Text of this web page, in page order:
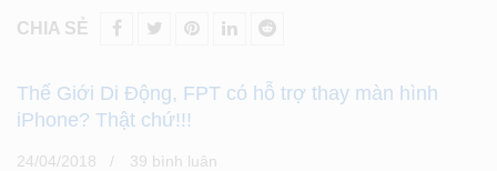
CHIA SẺ
Thế Giới Di Động, FPT có hỗ trợ thay màn hình
iPhone? Thật chứ!!!
24/04/2018 39 bình luân